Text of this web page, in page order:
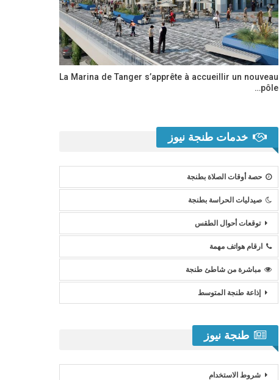
La Marina de Tanger s’apprête à accueillir un nouveau
pôle…
خدمات طنجة نيوز
حصة أوقات الصلاة بطنجة
صيدليات الحراسة بطنجة
توقعات أحوال الطقس
ارقام هواتف مهمة
مباشرة من شاطئ طنجة
إذاعة طنجة المتوسط
طنجة نيوز
شروط الاستخدام